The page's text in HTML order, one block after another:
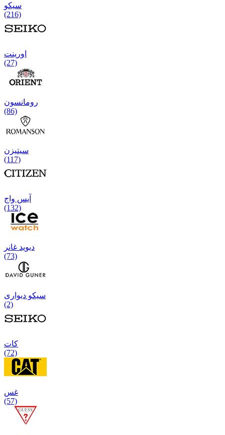
سیکو
(216)
اورینت
(27)
رومانسون
(86)
سیتیزن
(117)
آیس واج
(132)
دیوید غانر
(73)
سیکو دیواری
(2)
كات
(72)
غس
(57)